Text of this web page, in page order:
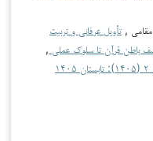
, تأویل عرفانی و تربیت
باطن قرآن تا سلوک عملی ,